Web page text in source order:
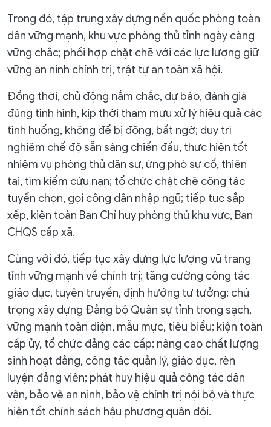
Trong đó, tập trung xây dựng nền quốc phòng toàn
dân vững mạnh, khu vực phòng thủ tỉnh ngày càng
vững chắc; phối hợp chặt chẽ với các lực lượng giữ
vững an ninh chính trị, trật tự an toàn xã hội.
Đồng thời, chủ động nắm chắc, dự báo, đánh giá
đúng tình hình, kịp thời tham mưu xử lý hiệu quả các
tình huống, không để bị động, bất ngờ; duy trì
nghiêm chế độ sẵn sàng chiến đấu, thực hiện tốt
nhiệm vụ phòng thủ dân sự, ứng phó sự cố, thiên
tai, tìm kiếm cứu nạn; tổ chức chặt chẽ công tác
tuyển chọn, gọi công dân nhập ngũ; tiếp tục sắp
xếp, kiện toàn Ban Chỉ huy phòng thủ khu vực, Ban
CHQS cấp xã.
Cùng với đó, tiếp tục xây dựng lực lượng vũ trang
tỉnh vững mạnh về chính trị; tăng cường công tác
giáo dục, tuyên truyền, định hướng tư tưởng; chú
trọng xây dựng Đảng bộ Quân sự tỉnh trong sạch,
vững mạnh toàn diện, mẫu mực, tiêu biểu; kiện toàn
cấp ủy, tổ chức đảng các cấp; nâng cao chất lượng
sinh hoạt đảng, công tác quản lý, giáo dục, rèn
luyện đảng viên; phát huy hiệu quả công tác dân
vận, bảo vệ an ninh, bảo vệ chính trị nội bộ và thực
hiện tốt chính sách hậu phương quân đội.